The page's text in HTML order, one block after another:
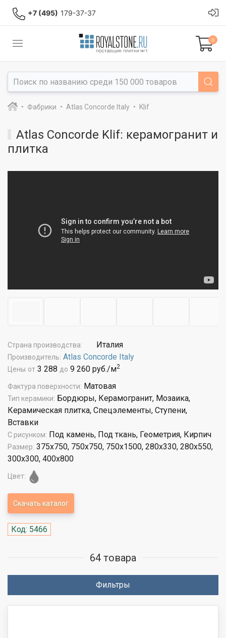
+7 (495) 179-37-37
0
Фабрики Atlas Concorde Italy Klif
Atlas Concorde Klif: керамогранит и
плитка
Страна производства: Италия
Производитель: Atlas Concorde Italy
Цены от 3 288 до 9 260 руб./м2
Фактура поверхности: Матовая
Тип керамики: Бордюры, Керамогранит, Мозаика,
Керамическая плитка, Спецэлементы, Ступени,
Вставки
С рисунком: Под камень, Под ткань, Геометрия, Кирпич
Размер: 375x750, 750x750, 750x1500, 280x330, 280x550,
300x300, 400x800
Цвет:
Скачать каталог
Код: 5466
64 товара
Фильтры